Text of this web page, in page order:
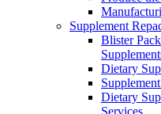
Supplement
Blister
Dietary
Dietary
Services